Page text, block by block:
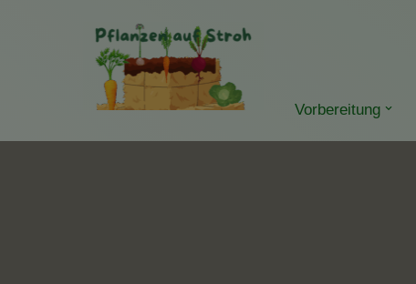
Vorbereitung